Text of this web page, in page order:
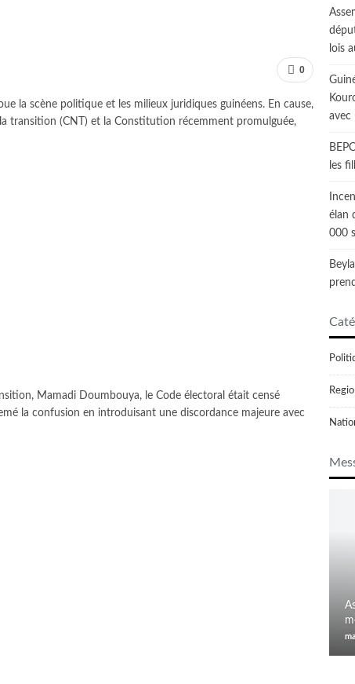
0
la scène politique et les milieux juridiques guinéens. En cause,
transition (CNT) et la Constitution récemment promulguée,
Mamadi Doumbouya, le Code électoral était censé
la confusion en introduisant une discordance majeure avec
lois
avec
les
élan
000